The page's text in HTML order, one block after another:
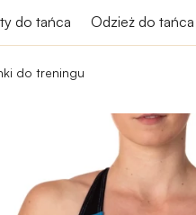
do tańca Odzież do tańca
do treningu